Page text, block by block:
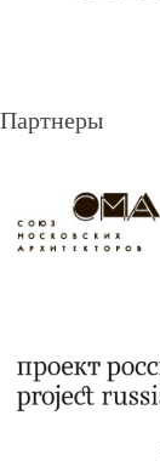
Партнеры